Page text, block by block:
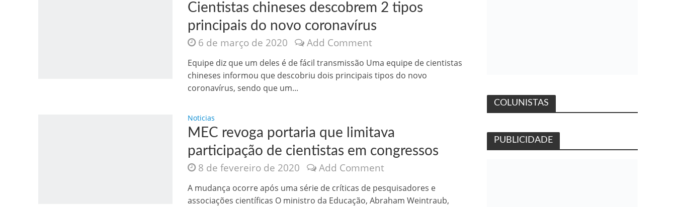
Como o Cachorrinho Kong ajudou o Imperador Dom Pedro I na Independência do Brasil
Os segredos não revelados do livro de apocalipse
Cientistas chineses descobrem 2 tipos
principais do novo coronavírus
6 de março de 2020 Add Comment
Equipe diz que um deles é de fácil transmissão Uma equipe de cientistas
chineses informou que descobriu dois principais tipos do novo
coronavírus, sendo que um...
Noticias
MEC revoga portaria que limitava
participação de cientistas em congressos
8 de fevereiro de 2020 Add Comment
A mudança ocorre após uma série de críticas de pesquisadores e
associações científicas O ministro da Educação, Abraham Weintraub,
COLUNISTAS
PUBLICIDADE